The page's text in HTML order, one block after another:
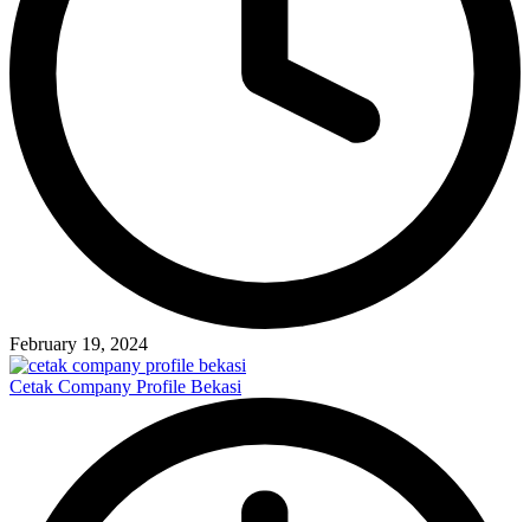
February 19, 2024
Cetak Company Profile Bekasi